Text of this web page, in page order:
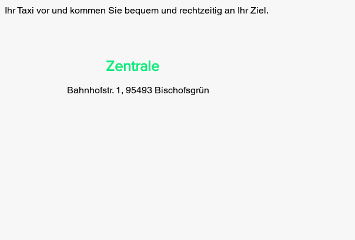
Ihr Taxi vor und kommen Sie bequem und rechtzeitig an Ihr Ziel.
Zentrale
Bahnhofstr. 1, 95493 Bischofsgrün